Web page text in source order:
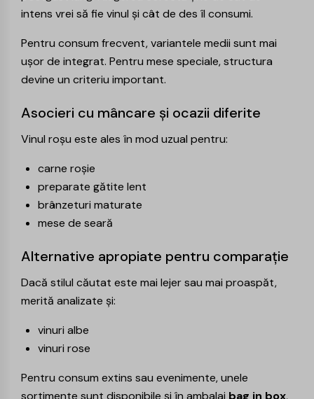
intens vrei să fie vinul și cât de des îl consumi.
Pentru consum frecvent, variantele medii sunt mai
ușor de integrat. Pentru mese speciale, structura
devine un criteriu important.
Asocieri cu mâncare și ocazii diferite
Vinul roșu este ales în mod uzual pentru:
carne roșie
preparate gătite lent
brânzeturi maturate
mese de seară
Alternative apropiate pentru comparație
Dacă stilul căutat este mai lejer sau mai proaspăt,
merită analizate și:
vinuri albe
vinuri rose
Pentru consum extins sau evenimente, unele
sortimente sunt disponibile și în ambalaj bag in box,